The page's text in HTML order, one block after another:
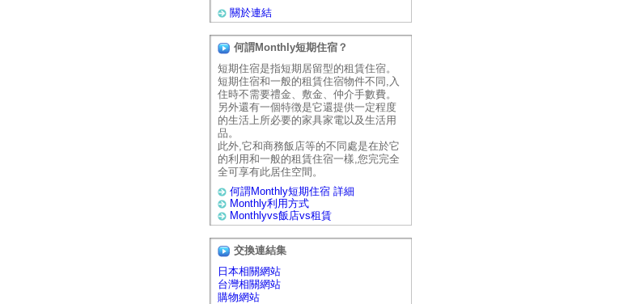
關於連結
何謂Monthly短期住宿？
短期住宿是指短期居留型的租賃住宿。
短期住宿和一般的租賃住宿物件不同,入
住時不需要禮金、敷金、仲介手數費。
另外還有一個特徴是它還提供一定程度
的生活上所必要的家具家電以及生活用
品。
此外,它和商務飯店等的不同處是在於它
的利用和一般的租賃住宿一樣,您完完全
全可享有此居住空間。
何謂Monthly短期住宿 詳細
Monthly利用方式
Monthlyvs飯店vs租賃
交換連結集
日本相關網站
台灣相關網站
購物網站